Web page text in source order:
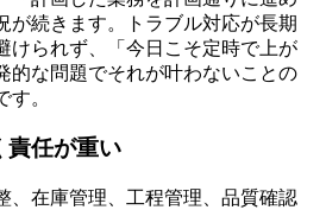
が続きます。トラブル対応が長期
けられず、「今日こそ定時で上が
的な問題でそれが叶わないことの
。
任が重い
、在庫管理、工程管理、品質確認